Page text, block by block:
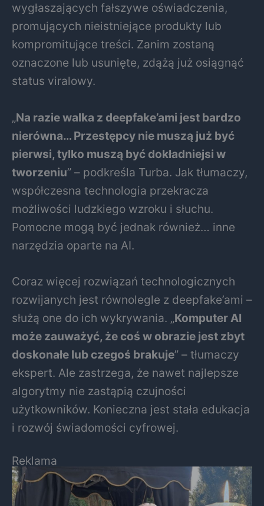
wygłaszających fałszywe oświadczenia,
promujących nieistniejące produkty lub
kompromitujące treści. Zanim zostaną
oznaczone lub usunięte, zdążą już osiągnąć
status viralowy.
„Na razie walka z deepfake’ami jest bardzo
nierówna… Przestępcy nie muszą już być
pierwsi, tylko muszą być dokładniejsi w
tworzeniu” – podkreśla Turba. Jak tłumaczy,
współczesna technologia przekracza
możliwości ludzkiego wzroku i słuchu.
Pomocne mogą być jednak również… inne
narzędzia oparte na AI.
Coraz więcej rozwiązań technologicznych
rozwijanych jest równolegle z deepfake’ami –
służą one do ich wykrywania. „Komputer AI
może zauważyć, że coś w obrazie jest zbyt
doskonałe lub czegoś brakuje” – tłumaczy
ekspert. Ale zastrzega, że nawet najlepsze
algorytmy nie zastąpią czujności
użytkowników. Konieczna jest stała edukacja
i rozwój świadomości cyfrowej.
Reklama